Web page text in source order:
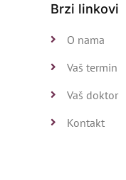
Brzi linkovi
O nama
Vaš termin
Vaš doktor
Kontakt